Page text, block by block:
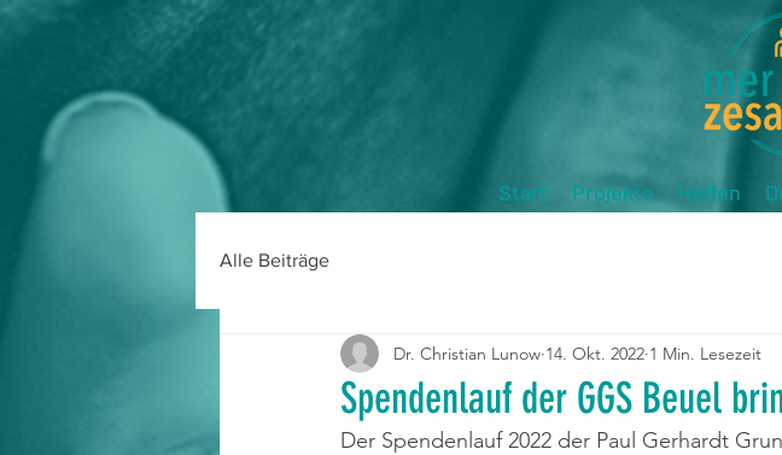
Start Projekte Helfen
Alle Beiträge
Spendenlauf der GGS Beuel
Dr. Christian Lunow 14. Okt. 2022 1 Min. Lesezeit
Der Spendenlauf 2022 der Paul Gerhardt